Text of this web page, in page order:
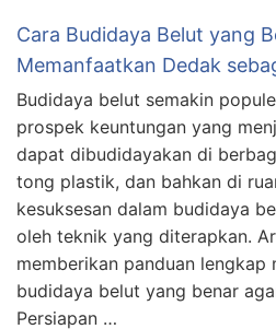
Cara Budidaya Belut yang
Memanfaatkan Dedak
Budidaya belut semakin
prospek keuntungan yang
dapat dibudidayakan di
tong plastik, dan bahkan di
kesuksesan dalam budidaya
oleh teknik yang diterapkan.
memberikan panduan lengkap
budidaya belut yang benar
Persiapan …